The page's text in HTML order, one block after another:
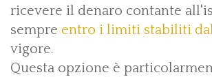
ricevere il denaro contante
sempre entro i limiti stabiliti
vigore.
Questa opzione è